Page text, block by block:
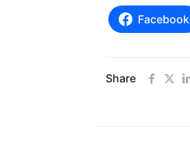
Facebook
Share